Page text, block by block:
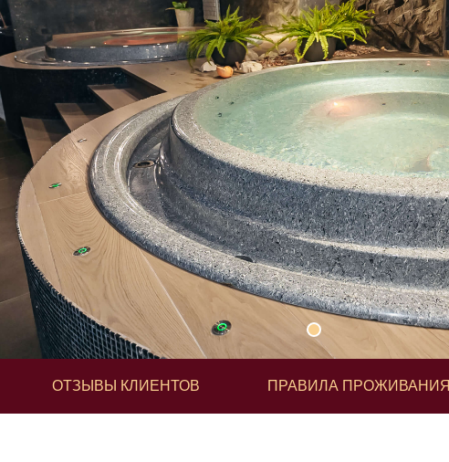
ОТЗЫВЫ КЛИЕНТОВ ПРАВИЛА ПРОЖИВАНИЯ